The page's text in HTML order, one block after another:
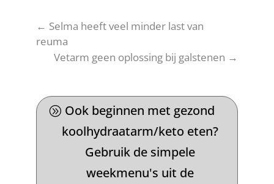
← Selma heeft veel minder last van
reuma
Vetarm geen oplossing bij galstenen →
Ook beginnen met gezond
koolhydraatarm/keto eten?
Gebruik de simpele
weekmenu's uit de